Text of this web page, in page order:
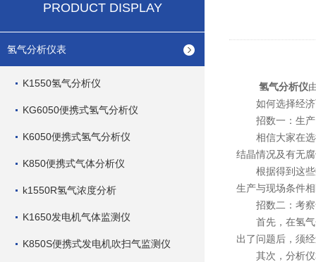
PRODUCT DISPLAY
氢气分析仪表
K1550氢气分析仪
KG6050便携式氢气分析仪
K6050便携式氢气分析仪
K850便携式气体分析仪
k1550R氢气浓度分析
K1650发电机气体监测仪
K850S便携式发电机吹扫气监测仪
氢气分析仪
如何选择经济
招数一：生产
相信大家在选
结晶情况及有无
根据得到这些
生产与现场条件
招数二：考察
首先，在氢气
出了问题后，须
其次，分析仪